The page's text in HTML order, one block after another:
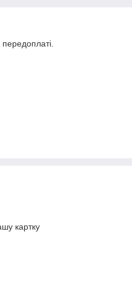
передоплаті.
картку